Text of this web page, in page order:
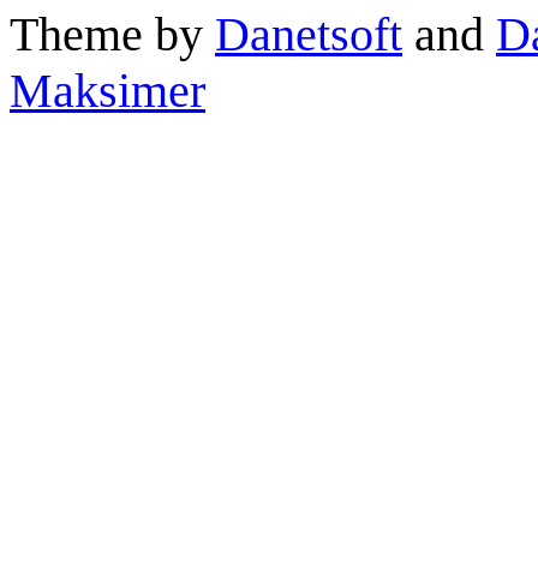
Theme by Danetsoft and
Maksimer